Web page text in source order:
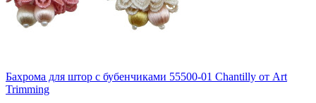
Бахрома для штор с бубенчиками 55500-01 Chantilly от Art
Trimming